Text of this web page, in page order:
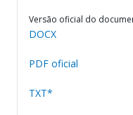
Versão oficial do
DOCX
PDF oficial
TXT*